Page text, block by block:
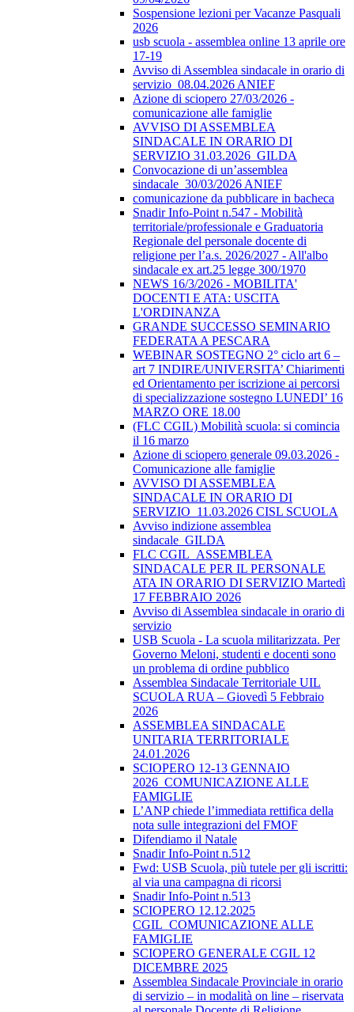
Sospensione lezioni per Vacanze Pasquali
2026
usb scuola - assemblea online 13 aprile ore
17-19
Avviso di Assemblea sindacale in orario di
servizio_08.04.2026 ANIEF
Azione di sciopero 27/03/2026 -
comunicazione alle famiglie
AVVISO DI ASSEMBLEA
SINDACALE IN ORARIO DI
SERVIZIO 31.03.2026_GILDA
Convocazione di un’assemblea
sindacale_30/03/2026 ANIEF
comunicazione da pubblicare in bacheca
Snadir Info-Point n.547 - Mobilità
territoriale/professionale e Graduatoria
Regionale del personale docente di
religione per l’a.s. 2026/2027 - All'albo
sindacale ex art.25 legge 300/1970
NEWS 16/3/2026 - MOBILITA'
DOCENTI E ATA: USCITA
L'ORDINANZA
GRANDE SUCCESSO SEMINARIO
FEDERATA A PESCARA
WEBINAR SOSTEGNO 2° ciclo art 6 –
art 7 INDIRE/UNIVERSITA’ Chiarimenti
ed Orientamento per iscrizione ai percorsi
di specializzazione sostegno LUNEDI’ 16
MARZO ORE 18.00
(FLC CGIL) Mobilità scuola: si comincia
il 16 marzo
Azione di sciopero generale 09.03.2026 -
Comunicazione alle famiglie
AVVISO DI ASSEMBLEA
SINDACALE IN ORARIO DI
SERVIZIO_11.03.2026 CISL SCUOLA
Avviso indizione assemblea
sindacale_GILDA
FLC CGIL_ASSEMBLEA
SINDACALE PER IL PERSONALE
ATA IN ORARIO DI SERVIZIO Martedì
17 FEBBRAIO 2026
Avviso di Assemblea sindacale in orario di
servizio
USB Scuola - La scuola militarizzata. Per
Governo Meloni, studenti e docenti sono
un problema di ordine pubblico
Assemblea Sindacale Territoriale UIL
SCUOLA RUA – Giovedì 5 Febbraio
2026
ASSEMBLEA SINDACALE
UNITARIA TERRITORIALE
24.01.2026
SCIOPERO 12-13 GENNAIO
2026_COMUNICAZIONE ALLE
FAMIGLIE
L’ANP chiede l’immediata rettifica della
nota sulle integrazioni del FMOF
Difendiamo il Natale
Snadir Info-Point n.512
Fwd: USB Scuola, più tutele per gli iscritti:
al via una campagna di ricorsi
Snadir Info-Point n.513
SCIOPERO 12.12.2025
CGIL_COMUNICAZIONE ALLE
FAMIGLIE
SCIOPERO GENERALE CGIL 12
DICEMBRE 2025
Assemblea Sindacale Provinciale in orario
di servizio – in modalità on line – riservata